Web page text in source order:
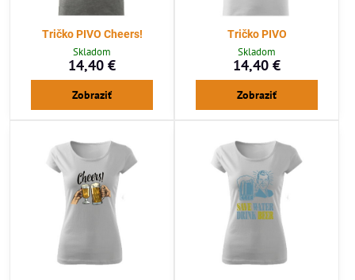
Tričko PIVO Cheers!
Skladom
14,40 €
Zobraziť
Tričko PIVO
Skladom
14,40 €
Zobraziť